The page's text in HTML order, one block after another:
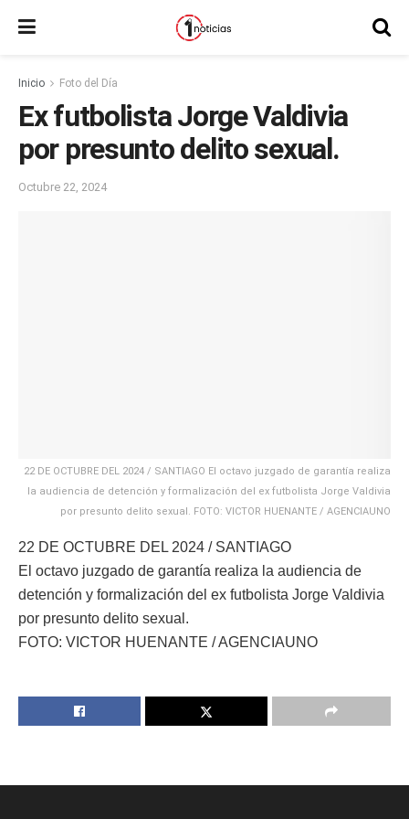
Inicio Foto del Día
Ex futbolista Jorge Valdivia
por presunto delito sexual.
Octubre 22, 2024
22 DE OCTUBRE DEL 2024 / SANTIAGO El octavo juzgado de garantía realiza
la audiencia de detención y formalización del ex futbolista Jorge Valdivia
por presunto delito sexual. FOTO: VICTOR HUENANTE / AGENCIAUNO
22 DE OCTUBRE DEL 2024 / SANTIAGO
El octavo juzgado de garantía realiza la audiencia de
detención y formalización del ex futbolista Jorge Valdivia
por presunto delito sexual.
FOTO: VICTOR HUENANTE / AGENCIAUNO